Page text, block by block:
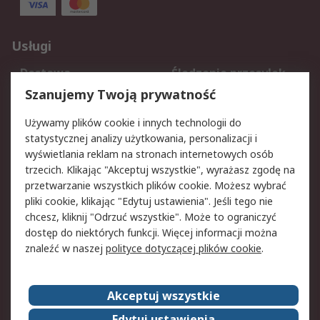
Usługi
Dostawa
Śledzenie przesyłek
Reklamacje i zwroty
Rejestracja
Aspekty prawne
Bezpieczeństwo e-
maila
Polityka dotycząca
plików cookie
Polityka prywatności
Użytkowanie witryny
Zastrzeżenia prawne
Warunki Sprzedaży
Kontakt
O firmie RS
RS na świecie
Szanujemy Twoją prywatność
Używamy plików cookie i innych technologii do
statystycznej analizy użytkowania, personalizacji i
wyświetlania reklam na stronach internetowych osób
trzecich. Klikając "Akceptuj wszystkie", wyrażasz zgodę na
przetwarzanie wszystkich plików cookie. Możesz wybrać
pliki cookie, klikając "Edytuj ustawienia". Jeśli tego nie
chcesz, kliknij "Odrzuć wszystkie". Może to ograniczyć
dostęp do niektórych funkcji. Więcej informacji można
znaleźć w naszej polityce dotyczącej plików cookie.
Akceptuj wszystkie